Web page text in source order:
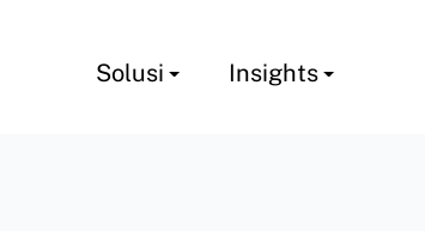
Solusi Insights